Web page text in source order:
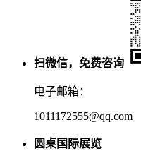
扫微信，免费咨询
电子邮箱：
1011172555@qq.com
圆桌国际展览